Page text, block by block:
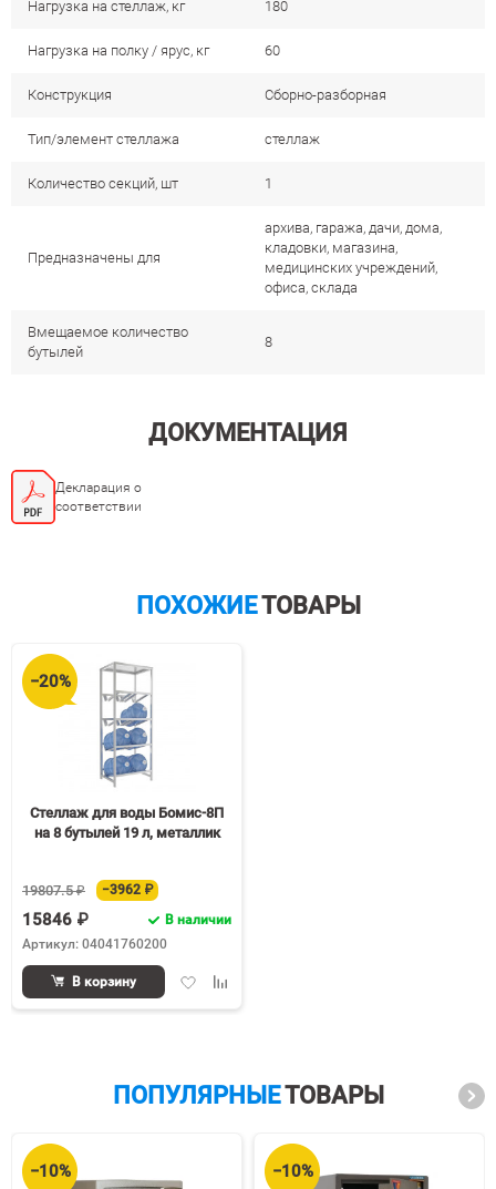
Нагрузка на стеллаж, кг 180
Нагрузка на полку / ярус, кг 60
Конструкция Сборно-разборная
Тип/элемент стеллажа стеллаж
Количество секций, шт 1
Предназначены для
архива, гаража, дачи, дома,
кладовки, магазина,
медицинских учреждений,
офиса, склада
Вмещаемое количество
бутылей
8
ДОКУМЕНТАЦИЯ
Декларация о
соответствии
ПОХОЖИЕТОВАРЫ
−20%
Стеллаж для воды Бомис-8П
на 8 бутылей 19 л, металлик
19807.5 ₽ −3962 ₽
15846 ₽
В наличии
Артикул: 04041760200
ДобавитьДобавить
В корзину
ПОПУЛЯРНЫЕТОВАРЫ
−10% −10%